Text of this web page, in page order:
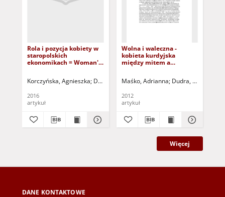
Rola i pozycja kobiety w
staropolskich
ekonomikach = Woman's
Korczyńska, Agnieszka Dolański, Dariusz (1966 - ) - red.
2016
artykuł
Wolna i waleczna -
kobieta kurdyjska
między mitem a
Maśko, Adrianna Dudra, Stefan -
2012
artykuł
Więcej
DANE KONTAKTOWE